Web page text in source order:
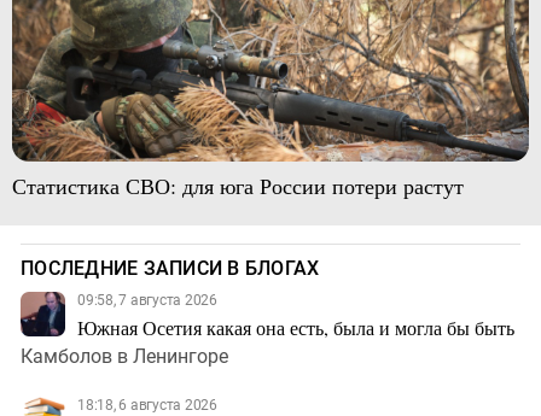
Статистика СВО: для юга России потери растут
ПОСЛЕДНИЕ ЗАПИСИ В БЛОГАХ
09:58, 7 августа 2026
Южная Осетия какая она есть, была и могла бы быть
Камболов в Ленингоре
18:18, 6 августа 2026